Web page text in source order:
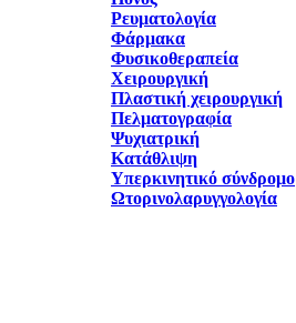
Ρευματολογία
Φάρμακα
Φυσικοθεραπεία
Χειρουργική
Πλαστική χειρουργική
Πελματογραφία
Ψυχιατρική
Κατάθλιψη
Υπερκινητικό σύνδρομο
Ωτορινολαρυγγολογία